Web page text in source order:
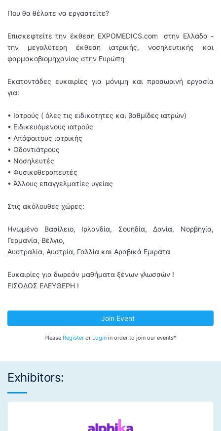
Που θα θέλατε να εργαστείτε?
Επισκεφτείτε την έκθεση EXPOMEDICS.com στην Ελλάδα -
την μεγαλύτερη έκθεση ιατρικής, νοσηλευτικής και
φαρμακοβιομηχανίας στην Ευρώπη
Εκατοντάδες ευκαιρίες για μόνιμη και προσωρινή εργασία
για:
• Ιατρούς ( όλες τις ειδικότητες και βαθμίδες ιατρών)
• Ειδικευόμενους ιατρούς
• Απόφοιτους ιατρικής
• Οδοντιάτρους
• Νοσηλευτές
• Φυσικοθεραπευτές
• Άλλους επαγγελματίες υγείας
Στις ακόλουθες χώρες:
Ηνωμένο Βασίλειο, Ιρλανδία, Σουηδία, Δανία, Νορβηγία,
Γερμανία, Βέλγιο,
Αυστραλία, Αυστρία, Γαλλία και Αραβικά Εμιράτα
Ευκαιρίες για δωρεάν μαθήματα ξένων γλωσσών !
ΕΙΣΟΔΟΣ ΕΛΕΥΘΕΡΗ !
Join Event
Please Register or Login in order to join our events*
Exhibitors: